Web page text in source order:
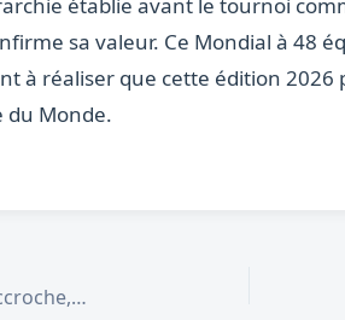
établie avant le tournoi
sa valeur. Ce Mondial à 48
à réaliser que cette édition 2026
du Monde.
Coupe du Monde 2026 — Jour 2 : Corée du Sud accroche, Canada résiste avec Alphonso Davies